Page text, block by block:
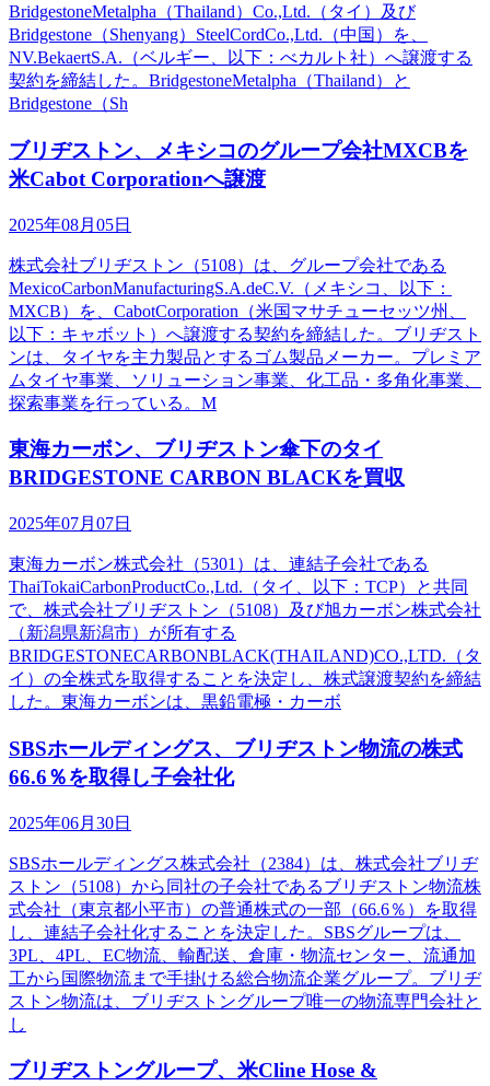
BridgestoneMetalpha（Thailand）Co.,Ltd.（タイ）及び
Bridgestone（Shenyang）SteelCordCo.,Ltd.（中国）を、
NV.BekaertS.A.（ベルギー、以下：べカルト社）へ譲渡する
契約を締結した。BridgestoneMetalpha（Thailand）と
Bridgestone（Sh
ブリヂストン、メキシコのグループ会社MXCBを
米Cabot Corporationへ譲渡
2025年08月05日
株式会社ブリヂストン（5108）は、グループ会社である
MexicoCarbonManufacturingS.A.deC.V.（メキシコ、以下：
MXCB）を、CabotCorporation（米国マサチューセッツ州、
以下：キャボット）へ譲渡する契約を締結した。ブリヂスト
ンは、タイヤを主力製品とするゴム製品メーカー。プレミア
ムタイヤ事業、ソリューション事業、化工品・多角化事業、
探索事業を行っている。M
東海カーボン、ブリヂストン傘下のタイ
BRIDGESTONE CARBON BLACKを買収
2025年07月07日
東海カーボン株式会社（5301）は、連結子会社である
ThaiTokaiCarbonProductCo.,Ltd.（タイ、以下：TCP）と共同
で、株式会社ブリヂストン（5108）及び旭カーボン株式会社
（新潟県新潟市）が所有する
BRIDGESTONECARBONBLACK(THAILAND)CO.,LTD.（タ
イ）の全株式を取得することを決定し、株式譲渡契約を締結
した。東海カーボンは、黒鉛電極・カーボ
SBSホールディングス、ブリヂストン物流の株式
66.6％を取得し子会社化
2025年06月30日
SBSホールディングス株式会社（2384）は、株式会社ブリヂ
ストン（5108）から同社の子会社であるブリヂストン物流株
式会社（東京都小平市）の普通株式の一部（66.6％）を取得
し、連結子会社化することを決定した。SBSグループは、
3PL、4PL、EC物流、輸配送、倉庫・物流センター、流通加
工から国際物流まで手掛ける総合物流企業グループ。ブリヂ
ストン物流は、ブリヂストングループ唯一の物流専門会社と
し
ブリヂストングループ、米Cline Hose &